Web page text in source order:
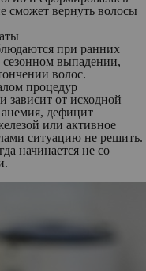
сможет вернуть волосы
при ранних
сезонном выпадении,
волос.
процедур
зависит от исходной
дефицит
или активное
ситуацию не решить.
начинается не со